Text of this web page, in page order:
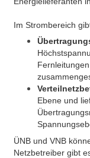
Im Strombereich
Ebene und
ÜNB und VNB
Netzbetreiber gibt